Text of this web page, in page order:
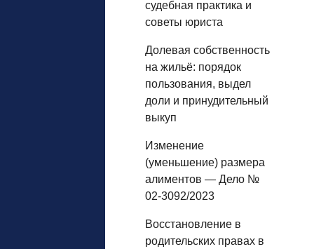
судебная практика и
советы юриста
Долевая собственность
на жильё: порядок
пользования, выдел
доли и принудительный
выкуп
Изменение
(уменьшение) размера
алиментов — Дело №
02-3092/2023
Восстановление в
родительских правах в